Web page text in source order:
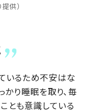
供）
いるため不安はな
かり睡眠を取り、毎
とも意識している